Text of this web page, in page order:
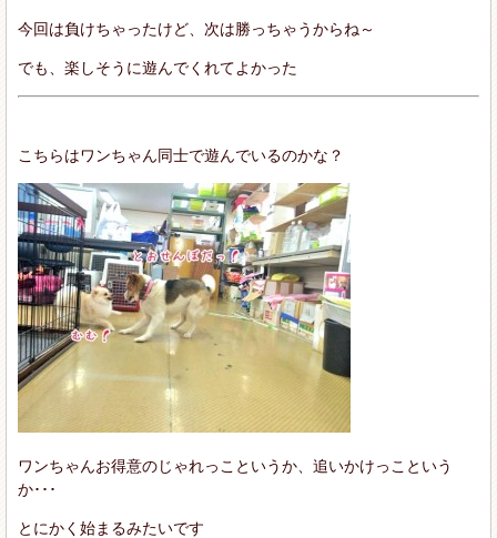
今回は負けちゃったけど、次は勝っちゃうからね～
でも、楽しそうに遊んでくれてよかった
こちらはワンちゃん同士で遊んでいるのかな？
ワンちゃんお得意のじゃれっこというか、追いかけっこという
か･･･
とにかく始まるみたいです